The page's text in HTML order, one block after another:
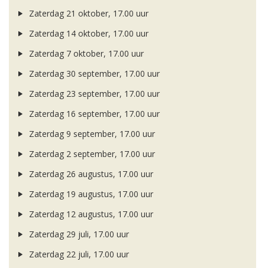
Zaterdag 21 oktober, 17.00 uur
Zaterdag 14 oktober, 17.00 uur
Zaterdag 7 oktober, 17.00 uur
Zaterdag 30 september, 17.00 uur
Zaterdag 23 september, 17.00 uur
Zaterdag 16 september, 17.00 uur
Zaterdag 9 september, 17.00 uur
Zaterdag 2 september, 17.00 uur
Zaterdag 26 augustus, 17.00 uur
Zaterdag 19 augustus, 17.00 uur
Zaterdag 12 augustus, 17.00 uur
Zaterdag 29 juli, 17.00 uur
Zaterdag 22 juli, 17.00 uur